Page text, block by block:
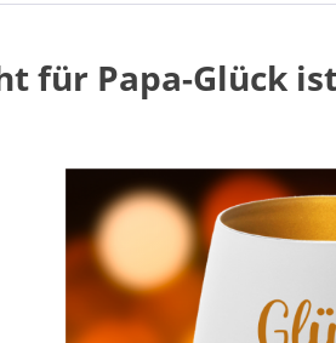
für Papa-Glück